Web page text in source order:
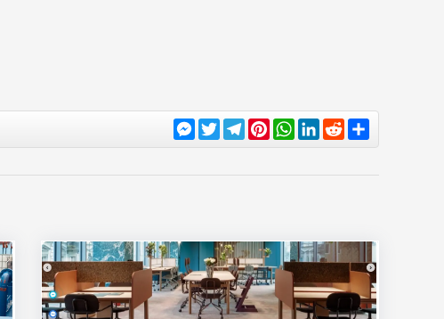
Messenger
TwitterTelegram
Pinterest
WhatsApp
LinkedIn
Reddit